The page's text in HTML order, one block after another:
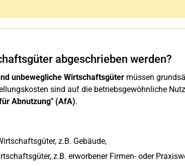
abgeschrieben werden?
unbewegliche Wirtschaftsgüter müssen
sind auf die betriebsgewöhnliche
Abnutzung" (AfA).
z.B. Gebäude,
z.B. erworbener Firmen- oder